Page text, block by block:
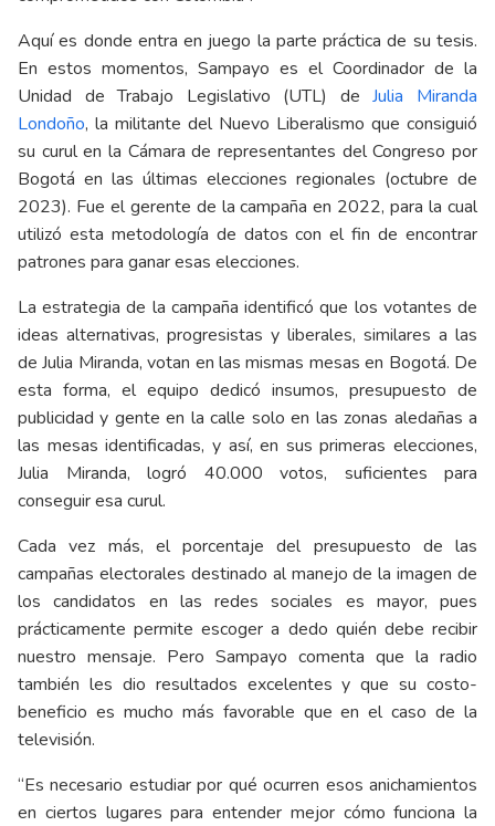
Aquí es donde entra en juego la parte práctica de su tesis.
En estos momentos, Sampayo es el Coordinador de la
Unidad de Trabajo Legislativo (UTL) deJulia Miranda
Londoño, la militante del Nuevo Liberalismo que consiguió
su curul en la Cámara de representantes del Congreso por
Bogotá en las últimas elecciones regionales (octubre de
2023). Fue el gerente de la campaña en 2022, para la cual
utilizó esta metodología de datos con el fin de encontrar
patrones para ganar esas elecciones.
La estrategia de la campaña identificó que los votantes de
ideas alternativas, progresistas y liberales, similares a las
de Julia Miranda, votan en las mismas mesas en Bogotá. De
esta forma, el equipo dedicó insumos, presupuesto de
publicidad y gente en la calle solo en las zonas aledañas a
las mesas identificadas, y así, en sus primeras elecciones,
Julia Miranda, logró 40.000 votos, suficientes para
conseguir esa curul.
Cada vez más, el porcentaje del presupuesto de las
campañas electorales destinado al manejo de la imagen de
los candidatos en las redes sociales es mayor, pues
prácticamente permite escoger a dedo quién debe recibir
nuestro mensaje. Pero Sampayo comenta que la radio
también les dio resultados excelentes y que su costo-
beneficio es mucho más favorable que en el caso de la
televisión.
“Es necesario estudiar por qué ocurren esos anichamientos
en ciertos lugares para entender mejor cómo funciona la